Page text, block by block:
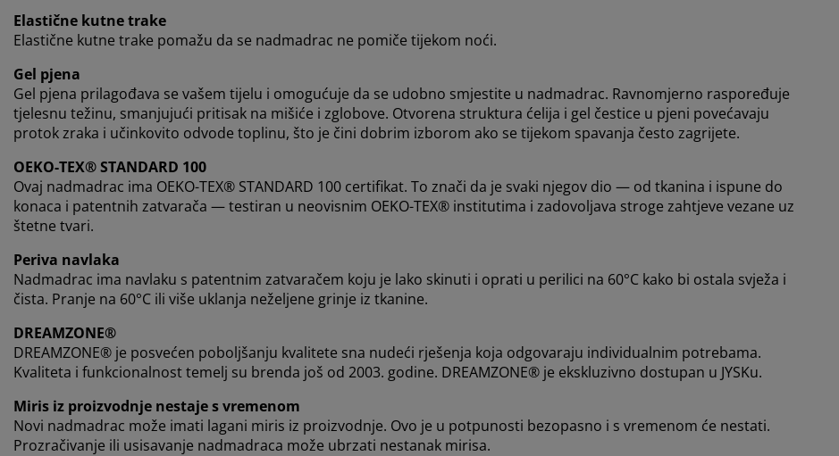
Elastične kutne trake
Elastične kutne trake pomažu da se nadmadrac ne pomiče tijekom noći.
Gel pjena
Gel pjena prilagođava se vašem tijelu i omogućuje da se udobno smjestite u nadmadrac. Ravnomjerno raspoređuje
tjelesnu težinu, smanjujući pritisak na mišiće i zglobove. Otvorena struktura ćelija i gel čestice u pjeni povećavaju
protok zraka i učinkovito odvode toplinu, što je čini dobrim izborom ako se tijekom spavanja često zagrijete.
OEKO-TEX® STANDARD 100
Ovaj nadmadrac ima OEKO-TEX® STANDARD 100 certifikat. To znači da je svaki njegov dio — od tkanina i ispune do
konaca i patentnih zatvarača — testiran u neovisnim OEKO-TEX® institutima i zadovoljava stroge zahtjeve vezane uz
štetne tvari.
Periva navlaka
Nadmadrac ima navlaku s patentnim zatvaračem koju je lako skinuti i oprati u perilici na 60°C kako bi ostala svježa i
čista. Pranje na 60°C ili više uklanja neželjene grinje iz tkanine.
DREAMZONE®
DREAMZONE® je posvećen poboljšanju kvalitete sna nudeći rješenja koja odgovaraju individualnim potrebama.
Kvaliteta i funkcionalnost temelj su brenda još od 2003. godine. DREAMZONE® je ekskluzivno dostupan u JYSKu.
Miris iz proizvodnje nestaje s vremenom
Novi nadmadrac može imati lagani miris iz proizvodnje. Ovo je u potpunosti bezopasno i s vremenom će nestati.
Prozračivanje ili usisavanje nadmadraca može ubrzati nestanak mirisa.